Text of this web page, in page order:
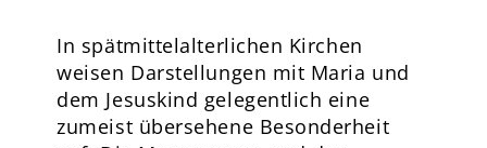
In spätmittelalterlichen Kirchen
weisen Darstellungen mit Maria und
dem Jesuskind gelegentlich eine
zumeist übersehene Besonderheit